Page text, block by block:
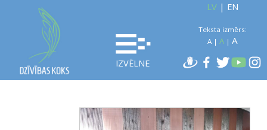
IZVĒLNE
LV| EN
Teksta izmērs:
A| A| A